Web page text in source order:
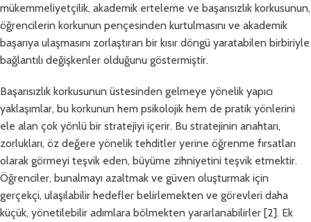
mükemmeliyetçilik, akademik erteleme ve başarısızlık korkusunun,
öğrencilerin korkunun pençesinden kurtulmasını ve akademik
başarıya ulaşmasını zorlaştıran bir kısır döngü yaratabilen birbiriyle
bağlantılı değişkenler olduğunu göstermiştir.
Başarısızlık korkusunun üstesinden gelmeye yönelik yapıcı
yaklaşımlar, bu korkunun hem psikolojik hem de pratik yönlerini
ele alan çok yönlü bir stratejiyi içerir. Bu stratejinin anahtarı,
zorlukları, öz değere yönelik tehditler yerine öğrenme fırsatları
olarak görmeyi teşvik eden, büyüme zihniyetini teşvik etmektir.
Öğrenciler, bunalmayı azaltmak ve güven oluşturmak için
gerçekçi, ulaşılabilir hedefler belirlemekten ve görevleri daha
küçük, yönetilebilir adımlara bölmekten yararlanabilirler [2]. Ek